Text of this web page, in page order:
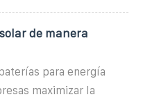
de manera
para energía
maximizar la